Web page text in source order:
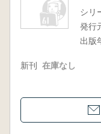
シリ
発行
出版
新刊 在庫なし